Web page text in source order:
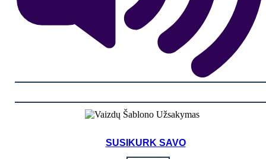
SUSIKURK SAVO